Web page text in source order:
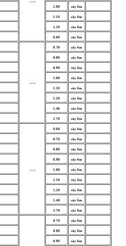
□ 16×16
1.00 cây 6m
1.10 cây 6m
1.20 cây 6m
0.60 cây 6m
□ 20×20
0.70 cây 6m
0.80 cây 6m
0.90 cây 6m
1.00 cây 6m
1.10 cây 6m
1.20 cây 6m
1.40 cây 6m
1.70 cây 6m
□ 25×25
0.60 cây 6m
0.70 cây 6m
0.80 cây 6m
0.90 cây 6m
1.00 cây 6m
1.10 cây 6m
1.20 cây 6m
1.40 cây 6m
1.70 cây 6m
0.70 cây 6m
0.80 cây 6m
0.90 cây 6m